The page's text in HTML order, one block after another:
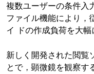
複数ユーザーの条件入
ファイル機能により，
イ ドの作成負荷を大幅
新しく開発された閲覧
とで，顕微鏡を観察す